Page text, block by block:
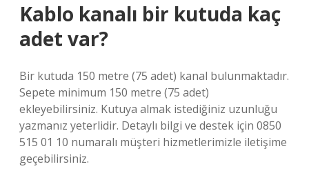
Kablo kanalı bir kutuda kaç
adet var?
Bir kutuda 150 metre (75 adet) kanal bulunmaktadır.
Sepete minimum 150 metre (75 adet)
ekleyebilirsiniz. Kutuya almak istediğiniz uzunluğu
yazmanız yeterlidir. Detaylı bilgi ve destek için 0850
515 01 10 numaralı müşteri hizmetlerimizle iletişime
geçebilirsiniz.